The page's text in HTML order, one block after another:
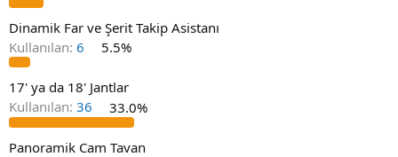
Dinamik Far ve Şerit Takip Asistanı
Kullanılan: 6 5.5%
17' ya da 18' Jantlar
Kullanılan: 36 33.0%
Panoramik Cam Tavan